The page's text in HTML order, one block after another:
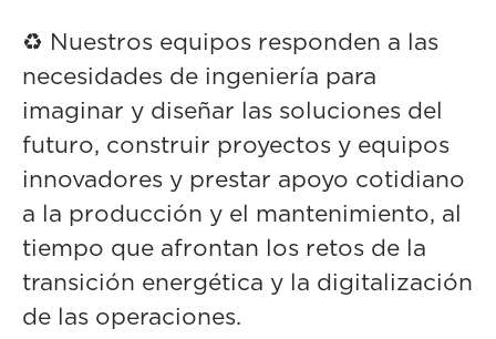
♻️ Nuestros equipos responden a las
necesidades de ingeniería para
imaginar y diseñar las soluciones del
futuro, construir proyectos y equipos
innovadores y prestar apoyo cotidiano
a la producción y el mantenimiento, al
tiempo que afrontan los retos de la
transición energética y la digitalización
de las operaciones.